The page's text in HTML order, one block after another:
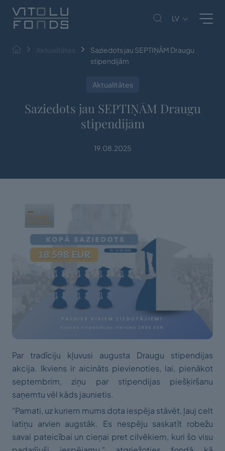
LV
Aktualitātes
Saziedots jau SEPTIŅĀM Draugu
stipendijām
Aktualitātes
Saziedots jau SEPTIŅĀM Draugu
stipendijām
19.08.2025
Par tradīciju kļuvusi augusta Draugu stipendijas
akcija. Ikviens ir aicināts pievienoties, lai, pienākot
septembrim, ziņu par stipendijas piešķiršanu
saņemtu vēl kāds jaunietis.
"Pamati, uz kuriem mums dota iespēja stāvēt, ļauj celt
latiņu arvien augstāk. Es nespēju saskatīt robežu
savai pateicībai un cieņai pret cilvēkiem, kuri šo visu